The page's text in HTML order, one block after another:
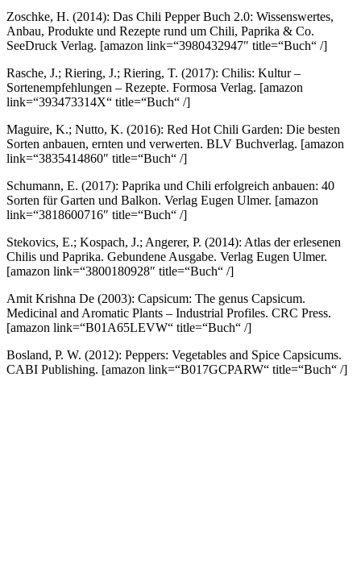
Zoschke, H. (2014): Das Chili Pepper Buch 2.0: Wissenswertes,
Anbau, Produkte und Rezepte rund um Chili, Paprika & Co.
SeeDruck Verlag. [amazon link=“3980432947″ title=“Buch“ /]
Rasche, J.; Riering, J.; Riering, T. (2017): Chilis: Kultur –
Sortenempfehlungen – Rezepte. Formosa Verlag. [amazon
link=“393473314X“ title=“Buch“ /]
Maguire, K.; Nutto, K. (2016): Red Hot Chili Garden: Die besten
Sorten anbauen, ernten und verwerten. BLV Buchverlag. [amazon
link=“3835414860″ title=“Buch“ /]
Schumann, E. (2017): Paprika und Chili erfolgreich anbauen: 40
Sorten für Garten und Balkon. Verlag Eugen Ulmer. [amazon
link=“3818600716″ title=“Buch“ /]
Stekovics, E.; Kospach, J.; Angerer, P. (2014): Atlas der erlesenen
Chilis und Paprika. Gebundene Ausgabe. Verlag Eugen Ulmer.
[amazon link=“3800180928″ title=“Buch“ /]
Amit Krishna De (2003): Capsicum: The genus Capsicum.
Medicinal and Aromatic Plants – Industrial Profiles. CRC Press.
[amazon link=“B01A65LEVW“ title=“Buch“ /]
Bosland, P. W. (2012): Peppers: Vegetables and Spice Capsicums.
CABI Publishing. [amazon link=“B017GCPARW“ title=“Buch“ /]